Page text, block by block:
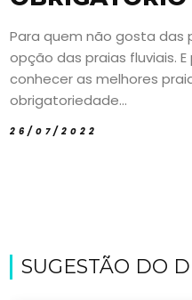
Para quem não gosta das
opção das praias fluviais.
conhecer as melhores
obrigatoriedade...
26/07/2022
SUGESTÃO DO